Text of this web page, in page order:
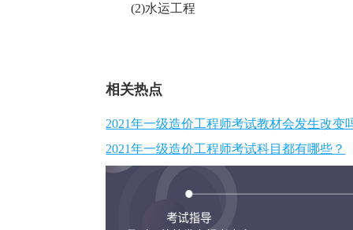
(2)水运工程
相关热点
2021年一级造价工程师考试教材会发生改变
2021年一级造价工程师考试科目都有哪些？